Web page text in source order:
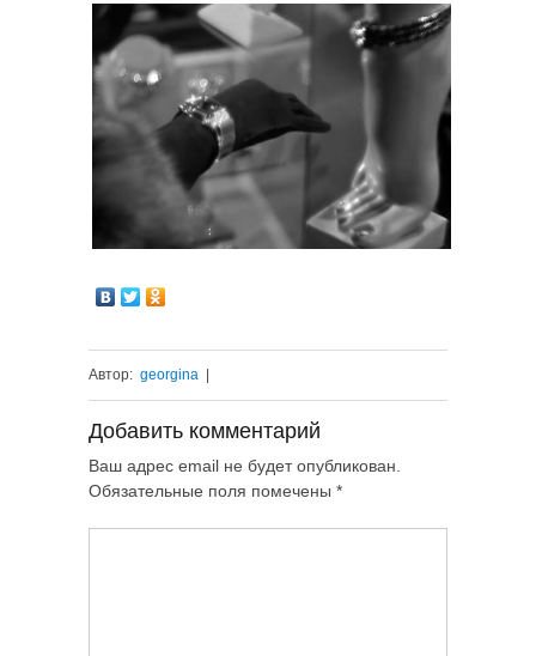
Автор: georgina
Добавить комментарий
Ваш адрес email не будет опубликован.
Обязательные поля помечены *